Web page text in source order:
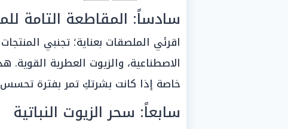
سادساً: المقاطعة التامة
اقرئي الملصقات بعناية؛ تجنبي
الاصطناعية، والزيوت العطرية القوية.
خاصة إذا كانت بشرتكِ تمر بفترة
سابعاً: سحر الزيوت النباتية